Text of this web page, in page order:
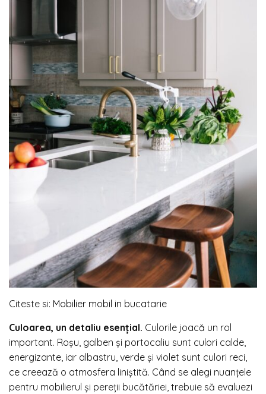
Citeste si: Mobilier mobil in bucatarie
Culoarea, un detaliu esențial. Culorile joacă un rol
important. Roșu, galben și portocaliu sunt culori calde,
energizante, iar albastru, verde și violet sunt culori reci,
ce creează o atmosfera liniștită. Când se alegi nuanțele
pentru mobilierul și pereții bucătăriei, trebuie să evaluezi